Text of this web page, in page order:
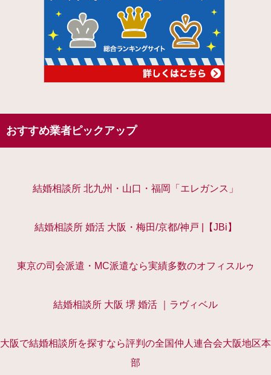
おすすめ業者ピックアップ
結婚相談所 北九州・山口・福岡「エレガンス」
結婚相談所 婚活 大阪・梅田/京都/神戸 |【JBi】
東京の司会派遣・MC派遣なら実績多数のオフィスルゥ
結婚相談所 大阪 堺 婚活 ｜ラヴィベル
大阪で結婚相談所を探すなら評判の全国仲人連合会大阪地区本
部